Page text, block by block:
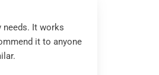
It works
it to anyone